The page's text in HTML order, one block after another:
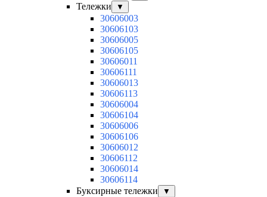
Тележки ▼
30606003
30606103
30606005
30606105
30606011
30606111
30606013
30606113
30606004
30606104
30606006
30606106
30606012
30606112
30606014
30606114
Буксирные тележки
▼